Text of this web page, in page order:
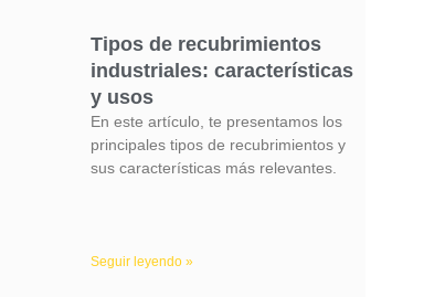
Tipos de recubrimientos
industriales: características
y usos
En este artículo, te presentamos los
principales tipos de recubrimientos y
sus características más relevantes.
Seguir leyendo »